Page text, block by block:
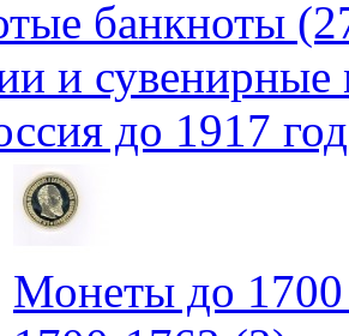
банкноты
и
до 1917
Монеты до 1700